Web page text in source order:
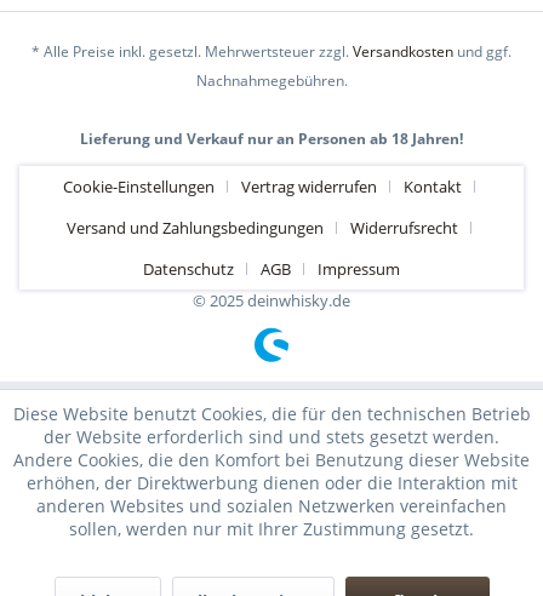
* Alle Preise inkl. gesetzl. Mehrwertsteuer zzgl.Versandkosten und ggf.
Nachnahmegebühren.
Lieferung und Verkauf nur an Personen ab 18 Jahren!
Cookie-Einstellungen Vertrag widerrufen
Kontakt
Versand und Zahlungsbedingungen
Widerrufsrecht
Datenschutz
AGB
Impressum
© 2025 deinwhisky.de
Diese Website benutzt Cookies, die für den technischen Betrieb
der Website erforderlich sind und stets gesetzt werden.
Andere Cookies, die den Komfort bei Benutzung dieser Website
erhöhen, der Direktwerbung dienen oder die Interaktion mit
anderen Websites und sozialen Netzwerken vereinfachen
sollen, werden nur mit Ihrer Zustimmung gesetzt.